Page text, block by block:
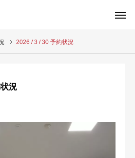
2026 / 3 / 30 予約状況
況